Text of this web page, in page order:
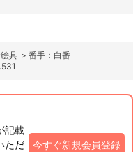
具 > 番手：白番
記載
ただ
今すぐ新規会員登録